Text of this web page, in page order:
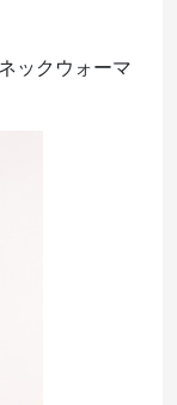
ックウォーマ